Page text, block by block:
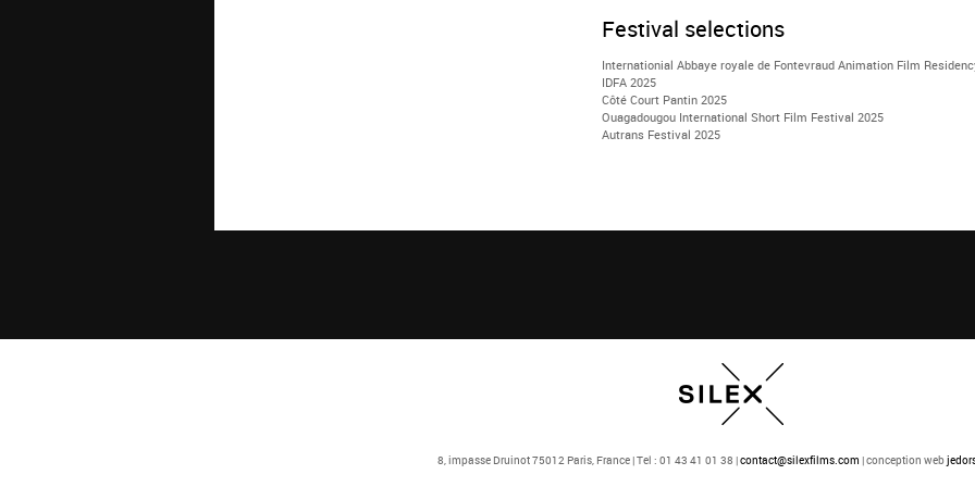
Festival selections
Internationial Abbaye royale de Fontevraud Animation Film
IDFA 2025
Côté Court Pantin 2025
Ouagadougou International Short Film Festival 2025
Autrans Festival 2025
8, impasse Druinot 75012 Paris, France | Tel : 01 43 41 01 38 |contact@silexfilms.com | conception web